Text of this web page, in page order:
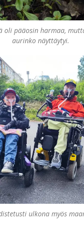
oli pääosin harmaa,
aurinko näyttäytyi.
ulkona myös